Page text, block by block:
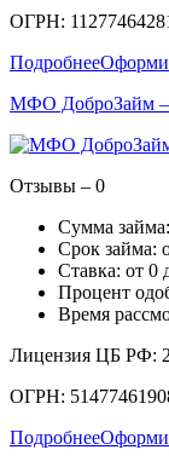
ОГРН:
Подробнее
МФО ДоброЗайм
Отзывы – 0
Сумма
Срок займа:
Ставка: от 0
Процент
Время
Лицензия ЦБ РФ:
ОГРН:
Подробнее